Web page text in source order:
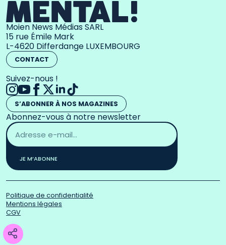
Moien News Médias SARL
15 rue Émile Mark
L-4620 Differdange LUXEMBOURG
CONTACT
Suivez-nous !
S’ABONNER À NOS MAGAZINES
Abonnez-vous à notre newsletter
Adresse
email
*
JE M’ABONNE
Politique de confidentialité
Mentions légales
CGV